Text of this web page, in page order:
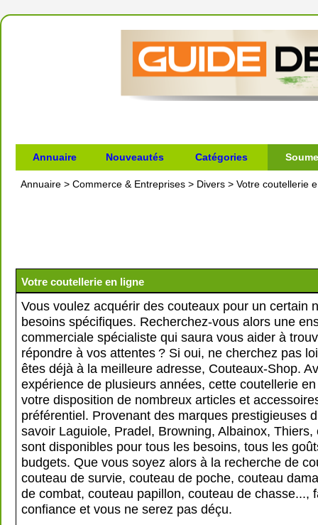
Annuaire Nouveautés Catégories
Annuaire > Commerce & Entreprises > Divers > Votre coutellerie
Votre coutellerie en ligne
Vous voulez acquérir des couteaux pour un certain
besoins spécifiques. Recherchez-vous alors une
commerciale spécialiste qui saura vous aider à
répondre à vos attentes ? Si oui, ne cherchez pas
êtes déjà à la meilleure adresse, Couteaux-Shop.
expérience de plusieurs années, cette coutellerie
votre disposition de nombreux articles et
préférentiel. Provenant des marques prestigieuses
savoir Laguiole, Pradel, Browning, Albainox, Thiers,
sont disponibles pour tous les besoins, tous les
budgets. Que vous soyez alors à la recherche de
couteau de survie, couteau de poche, couteau
de combat, couteau papillon, couteau de chasse...,
confiance et vous ne serez pas déçu.